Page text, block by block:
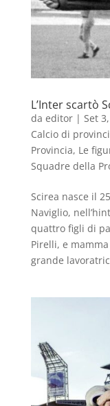
L’Inter scartò
da editor| Set
Calcio di
Provincia, Le
Squadre della
Scirea nasce il
Naviglio,
quattro figli di
Pirelli, e
grande